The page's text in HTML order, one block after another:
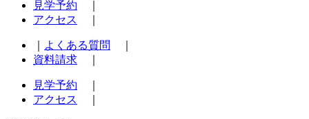
見学予約
アクセス
よくある質問
資料請求
見学予約
アクセス